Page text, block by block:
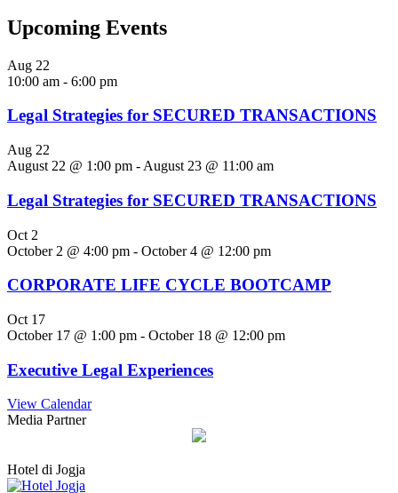
Upcoming Events
Aug 22
10:00 am - 6:00 pm
Legal Strategies for SECURED TRANSACTIONS
Aug 22
August 22 @ 1:00 pm - August 23 @ 11:00 am
Legal Strategies for SECURED TRANSACTIONS
Oct 2
October 2 @ 4:00 pm - October 4 @ 12:00 pm
CORPORATE LIFE CYCLE BOOTCAMP
Oct 17
October 17 @ 1:00 pm - October 18 @ 12:00 pm
Executive Legal Experiences
View Calendar
Media Partner
Hotel di Jogja